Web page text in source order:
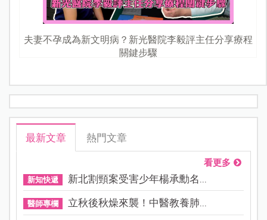
夫妻不孕成為新文明病？新光醫院李毅評主任分享療程
關鍵步驟
最新文章 熱門文章
看更多
新知快遞 新北割頸案受害少年楊承勳名...
醫師專欄 立秋後秋燥來襲！中醫教養肺...